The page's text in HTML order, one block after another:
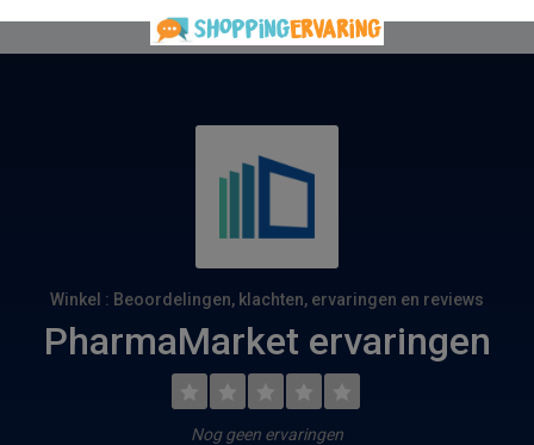
Winkel : Beoordelingen, klachten, ervaringen en reviews
PharmaMarket ervaringen
Nog geen ervaringen